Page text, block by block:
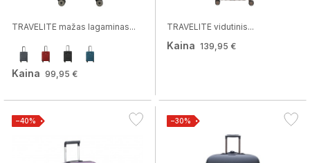
TRAVELITE mažas lagaminas...
Kaina 99,95 €
TRAVELITE vidutinis...
Kaina 139,95 €
−40% −30%